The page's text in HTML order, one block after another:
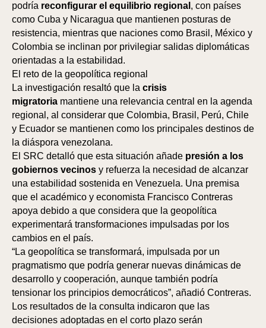
podría reconfigurar el equilibrio regional , con países
como Cuba y Nicaragua que mantienen posturas de
resistencia, mientras que naciones como Brasil, México y
Colombia se inclinan por privilegiar salidas diplomáticas
orientadas a la estabilidad.
El reto de la geopolítica regional
La investigación resaltó que la crisis
migratoria mantiene una relevancia central en la agenda
regional, al considerar que Colombia, Brasil, Perú, Chile
y Ecuador se mantienen como los principales destinos de
la diáspora venezolana.
El SRC detalló que esta situación añade presión a los
gobiernos vecinos y refuerza la necesidad de alcanzar
una estabilidad sostenida en Venezuela. Una premisa
que el académico y economista Francisco Contreras
apoya debido a que considera que la geopolítica
experimentará transformaciones impulsadas por los
cambios en el país.
“La geopolítica se transformará, impulsada por un
pragmatismo que podría generar nuevas dinámicas de
desarrollo y cooperación, aunque también podría
tensionar los principios democráticos”, añadió Contreras.
Los resultados de la consulta indicaron que las
decisiones adoptadas en el corto plazo serán